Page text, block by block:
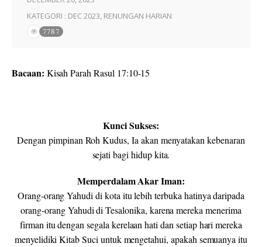
KATEGORI : DEC 2023, RENUNGAN HARIAN
7787
Bacaan: Kisah Parah Rasul 17:10-15
Kunci Sukses:
Dengan pimpinan Roh Kudus, Ia akan menyatakan kebenaran
sejati bagi hidup kita.
Memperdalam Akar Iman:
Orang-orang Yahudi di kota itu lebih terbuka hatinya daripada
orang-orang Yahudi di Tesalonika, karena mereka menerima
firman itu dengan segala kerelaan hati dan setiap hari mereka
menyelidiki Kitab Suci untuk mengetahui, apakah semuanya itu